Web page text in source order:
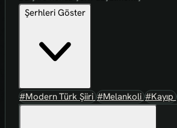
Şerhleri Göster
#Modern Türk Şiiri#Melankoli#Kayıp